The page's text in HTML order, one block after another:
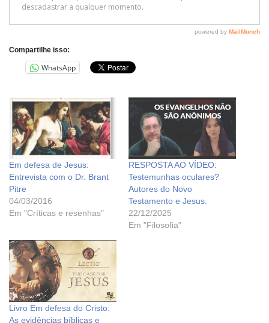
Compartilhe isso:
WhatsApp
Em defesa de Jesus:
Entrevista com o Dr. Brant
Pitre
04/03/2016
Em "Críticas e resenhas"
RESPOSTA AO VÍDEO:
Testemunhas oculares?
Autores do Novo
Testamento e Jesus.
22/12/2025
Em "Filosofia"
Livro Em defesa do Cristo:
As evidências bíblicas e